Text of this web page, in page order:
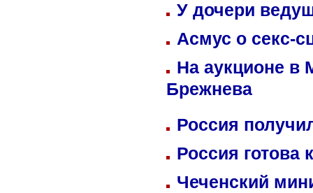
У дочери
Асмус о секс-
На аукционе в
Брежнева
Россия
Россия готова
Чеченский